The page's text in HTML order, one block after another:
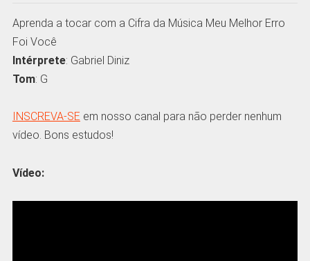
Aprenda a tocar com a Cifra da Música Meu Melhor Erro
Foi Você
Intérprete: Gabriel Diniz
Tom: G
INSCREVA-SE em nosso canal para não perder nenhum
vídeo. Bons estudos!
Vídeo: